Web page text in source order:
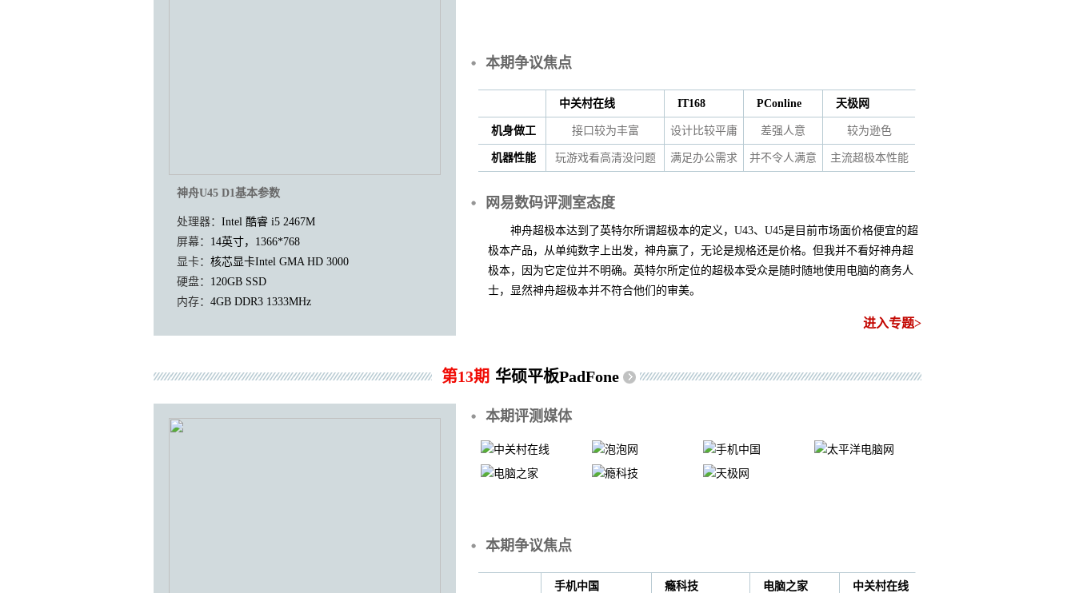
神舟U45 D1基本参数
处理器： Intel 酷睿 i5 2467M
屏幕： 14英寸，1366*768
显卡： 核芯显卡Intel GMA HD 3000
硬盘： 120GB SSD
内存： 4GB DDR3 1333MHz
本期争议焦点
中关村在线 IT168 PConline 天极网
机身做工 接口较为丰富 设计比较平庸 差强人意 较为逊色
机器性能 玩游戏看高清没问题 满足办公需求 并不令人满意 主流超极本性能
网易数码评测室态度
神舟超极本达到了英特尔所谓超极本的定义，U43、U45是目前市场面价格便宜的超
极本产品，从单纯数字上出发，神舟赢了，无论是规格还是价格。但我并不看好神舟超
极本，因为它定位并不明确。英特尔所定位的超极本受众是随时随地使用电脑的商务人
士，显然神舟超极本并不符合他们的审美。
进入专题>
第13期 华硕平板PadFone
本期评测媒体
本期争议焦点
手机中国 瘾科技 电脑之家 中关村在线